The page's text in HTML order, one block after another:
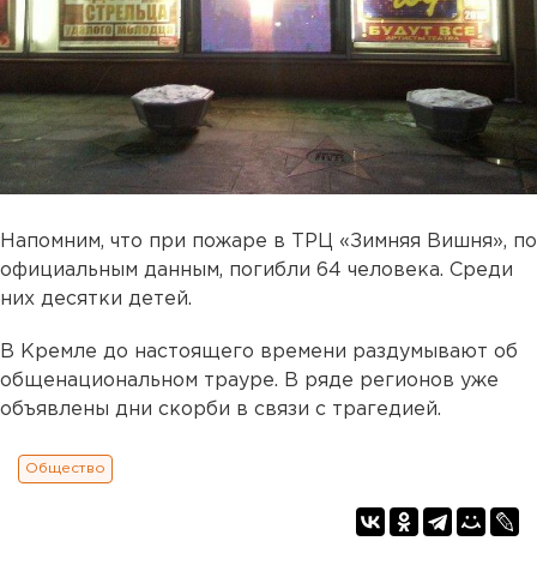
Напомним, что при пожаре в ТРЦ «Зимняя Вишня», по
официальным данным, погибли 64 человека. Среди
них десятки детей.
В Кремле до настоящего времени раздумывают об
общенациональном трауре. В ряде регионов уже
объявлены дни скорби в связи с трагедией.
Общество